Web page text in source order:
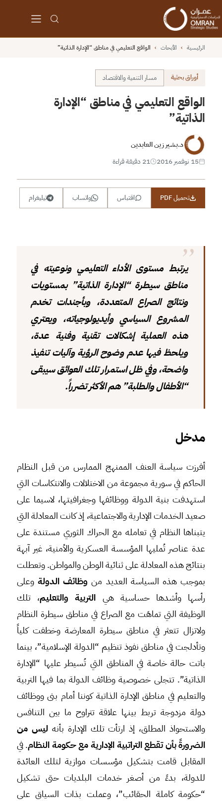
الرئيسية › الأبحاث › الواقع التعليمي في مناطق “الإدارة الذاتية”
أوراق بحثية مسار التنمية والاقتصاد
الواقع التعليمي في مناطق “الإدارة
الذاتية”
د.بشير زين العابدين
15 نوفمبر 2016
21 دقيقة قراءة
تحميل PDF اقتباس واتساب تيليغرام
يرتبط مستوى الأداء التعليمي ونوعيته في
مناطق سيطرة “الإدارة الذاتية” بمستويات
ونتائج الصراع المتعددة، وبأجندات تخدم
المشروع السياسي وأيديولوجياته، ويعتري
هذه العملية إشكالات تقنية وفنية عدة،
ويلحظ فيها عدم وضوح الرؤية وآليات تنفيذ
واضحة، وفي ظل استمرار تلك العوائق سيبقى
“الأطفال والطلبة” هم الأكثر تضرراً.
مدخل
أفرزت سياسة العنف الممنهج الممارس من قبل النظام
الحاكم في سورية مجموعة من الاختلالات والانتكاسات التي
استهدفت بنية الدولة ووظائفها وجغرافيتها، لاسيما على
صعيد الخدمات الإدارية والاجتماعية، إذ كانت المعادلة التي
يتبناها النظام في تعامله مع الحراك الثوري مستندة على
عدة عناصر تُمليها المؤسسة العسكرية والأمنية، غير آبهة
بنتائج هذه المعادلة على ثنائية الوطن والمواطن. وتعطلت
بموجب هذه السياسة العديد من وظائف الدولةوعلى
رأسها وأشدها حساسية هي التربية والتعليم، تلك
الوظيفة التي تماهَت مع الصراع في مناطق سيطرة النظام
ولاتزال تتعثر في مناطق سيطرة المعارضة وخطفت كلياً
وتأدلجت في مناطق نفوذ تنظيم “الدولة الإسلامية”، بينما
باتت حالة خاصة في المناطق التي تُسيطر عليها “الإدارة
الذاتية”. تتجلى خصوصية وظائف الدولة بما فيها التربية
والتعليم في مناطق الإدارة الذاتية كوننا أمام بنى ووظائف
دولة مزدوجة تربط بينها علاقة تتراوح ما بين التنافس
والاستحواذ المطلق، إذ ارتأت تلك الإدارة بأنهليس من
الضرورةً بأن تقطع التراتبية الإدارية مع حكومة النظام. في
المقابل قامت بتشكيل مؤسسات موازية لتلك العائدة
للدولة، بدءً من أصغر خدمات البلديات حتى تشكيل
“حكومة كاملة الحقائب”، وعملت بذات السياق على